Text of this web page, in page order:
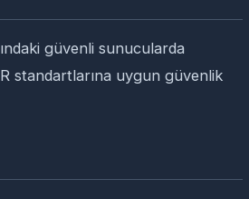
güvenli sunucularda
standartlarına uygun güvenlik